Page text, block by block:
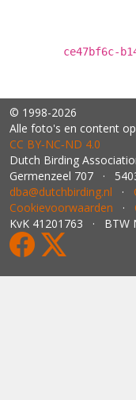
ce47bf6c-
© 1998-2026
Alle foto's en content
CC BY‑NC‑ND 4.0
Dutch Birding
Germenzeel 707 ·
dba@dutchbirding.nl ·
Cookievoorwaarden ·
KvK 41201763 · BTW